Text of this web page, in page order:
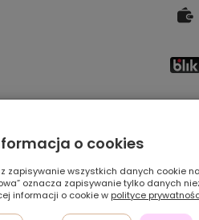
o cookies
zapisywanie wszystkich danych cookie
oznacza zapisywanie tylko danych
informacji o cookie w polityce